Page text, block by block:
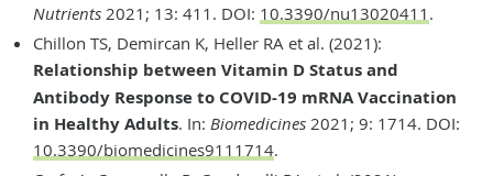
Nutrients 2021; 13: 411. DOI: 10.3390/nu13020411 .
Chillon TS, Demircan K, Heller RA et al. (2021):
Relationship between Vitamin D Status and
Antibody Response to COVID-19 mRNA Vaccination
in Healthy Adults. In: Biomedicines 2021; 9: 1714. DOI:
10.3390/biomedicines9111714.